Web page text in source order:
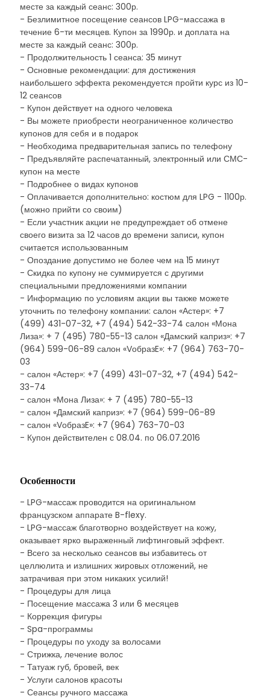
месте за каждый сеанс: 300р.
- Безлимитное посещение сеансов LPG-массажа в
течение 6-ти месяцев. Купон за 1990р. и доплата на
месте за каждый сеанс: 300р.
- Продолжительность 1 сеанса: 35 минут
- Основные рекомендации: для достижения
наибольшего эффекта рекомендуется пройти курс из 10-
12 сеансов
- Купон действует на одного человека
- Вы можете приобрести неограниченное количество
купонов для себя и в подарок
- Необходима предварительная запись по телефону
- Предъявляйте распечатанный, электронный или СМС-
купон на месте
- Подробнее о видах купонов
- Оплачивается дополнительно: костюм для LPG - 1100р.
(можно прийти со своим)
- Если участник акции не предупреждает об отмене
своего визита за 12 часов до времени записи, купон
считается использованным
- Опоздание допустимо не более чем на 15 минут
- Скидка по купону не суммируется с другими
специальными предложениями компании
- Информацию по условиям акции вы также можете
уточнить по телефону компании: салон «Астер»: +7
(499) 431-07-32, +7 (494) 542-33-74 салон «Мона
Лиза»: + 7 (495) 780-55-13 салон «Дамский каприз»: +7
(964) 599-06-89 салон «VобразE»: +7 (964) 763-70-
03
- салон «Астер»: +7 (499) 431-07-32, +7 (494) 542-
33-74
- салон «Мона Лиза»: + 7 (495) 780-55-13
- салон «Дамский каприз»: +7 (964) 599-06-89
- салон «VобразE»: +7 (964) 763-70-03
- Купон действителен с 08.04. по 06.07.2016
Особенности
- LPG-массаж проводится на оригинальном
французском аппарате B-flexy.
- LPG-массаж благотворно воздействует на кожу,
оказывает ярко выраженный лифтинговый эффект.
- Всего за несколько сеансов вы избавитесь от
целлюлита и излишних жировых отложений, не
затрачивая при этом никаких усилий!
- Процедуры для лица
- Посещение массажа 3 или 6 месяцев
- Коррекция фигуры
- Spa-программы
- Процедуры по уходу за волосами
- Стрижка, лечение волос
- Татуаж губ, бровей, век
- Услуги салонов красоты
- Сеансы ручного массажа